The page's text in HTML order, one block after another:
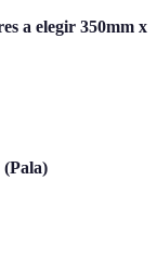
a elegir 350mm x